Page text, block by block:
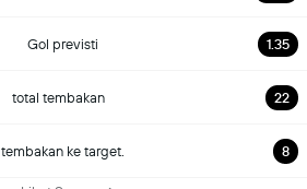
Gol previsti 1.35
total tembakan 22
tembakan ke target. 8